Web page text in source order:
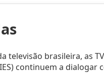
brasileira, as
continuem a dialogar